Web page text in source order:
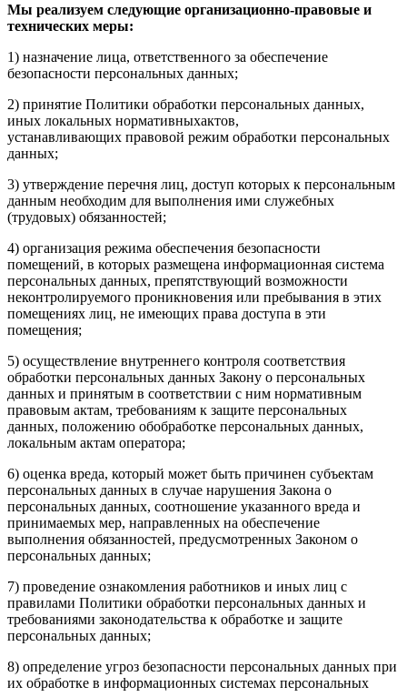
Мы реализуем следующие организационно-правовые и
технических меры:
1) назначение лица, ответственного за обеспечение
безопасности персональных данных;
2) принятие Политики обработки персональных данных,
иных локальных нормативныхактов,
устанавливающих правовой режим обработки персональных
данных;
3) утверждение перечня лиц, доступ которых к персональным
данным необходим для выполнения ими служебных
(трудовых) обязанностей;
4) организация режима обеспечения безопасности
помещений, в которых размещена информационная система
персональных данных, препятствующий возможности
неконтролируемого проникновения или пребывания в этих
помещениях лиц, не имеющих права доступа в эти
помещения;
5) осуществление внутреннего контроля соответствия
обработки персональных данных Закону о персональных
данных и принятым в соответствии с ним нормативным
правовым актам, требованиям к защите персональных
данных, положению обобработке персональных данных,
локальным актам оператора;
6) оценка вреда, который может быть причинен субъектам
персональных данных в случае нарушения Закона о
персональных данных, соотношение указанного вреда и
принимаемых мер, направленных на обеспечение
выполнения обязанностей, предусмотренных Законом о
персональных данных;
7) проведение ознакомления работников и иных лиц с
правилами Политики обработки персональных данных и
требованиями законодательства к обработке и защите
персональных данных;
8) определение угроз безопасности персональных данных при
их обработке в информационных системах персональных